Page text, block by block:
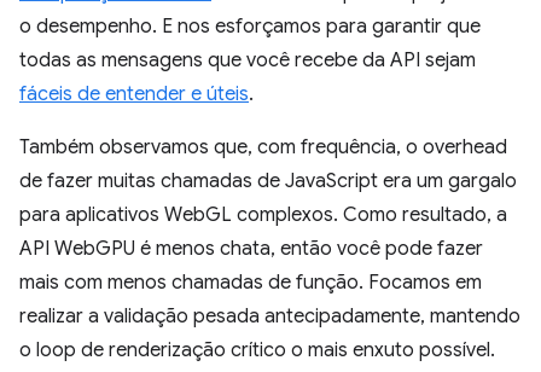
o desempenho. E nos esforçamos para garantir que
todas as mensagens que você recebe da API sejam
fáceis de entender e úteis.
Também observamos que, com frequência, o overhead
de fazer muitas chamadas de JavaScript era um gargalo
para aplicativos WebGL complexos. Como resultado, a
API WebGPU é menos chata, então você pode fazer
mais com menos chamadas de função. Focamos em
realizar a validação pesada antecipadamente, mantendo
o loop de renderização crítico o mais enxuto possível.